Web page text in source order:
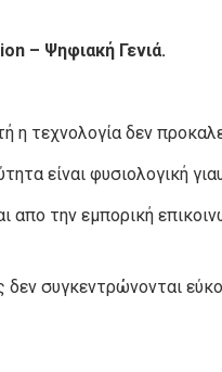
– Ψηφιακή Γενιά.
η τεχνολογία δεν
είναι φυσιολογική
απο την εμπορική
συγκεντρώνονται